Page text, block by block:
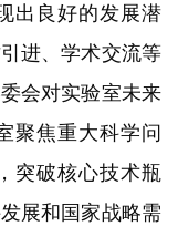
出良好的发展潜
进、学术交流等
会对实验室未来
聚焦重大科学问
突破核心技术瓶
展和国家战略需